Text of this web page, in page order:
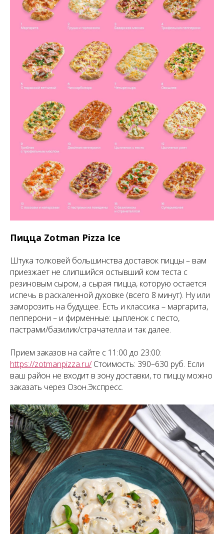
Пицца Zotman Pizza Ice
Штука толковей большинства доставок пиццы – вам
приезжает не слипшийся остывший ком теста с
резиновым сыром, а сырая пицца, которую остается
испечь в раскаленной духовке (всего 8 минут). Ну или
заморозить на будущее. Есть и классика – маргарита,
пепперони – и фирменные: цыпленок с песто,
пастрами/базилик/страчателла и так далее.
Прием заказов на сайте с 11:00 до 23:00:
https://zotmanpizza.ru/Стоимость: 390–630 руб. Если
ваш район не входит в зону доставки, то пиццу можно
заказать через Озон.Экспресс.